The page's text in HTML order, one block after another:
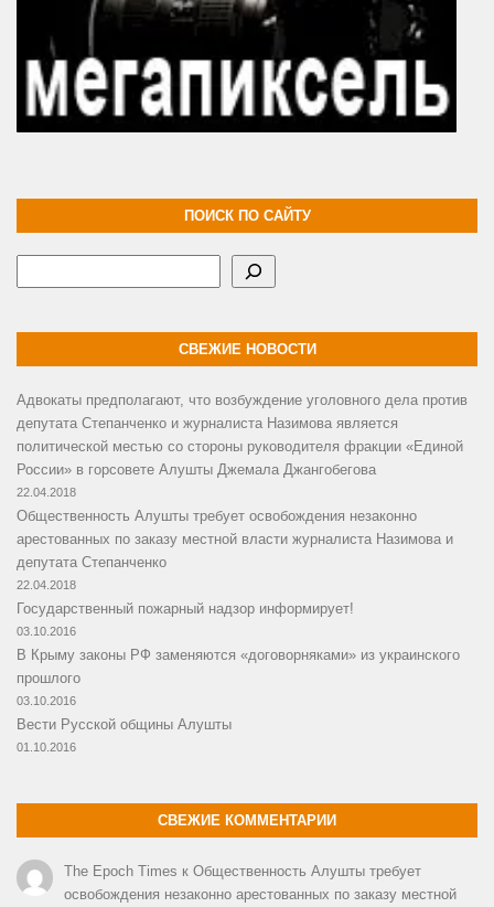
ПОИСК ПО САЙТУ
СВЕЖИЕ НОВОСТИ
Адвокаты предполагают, что возбуждение уголовного дела против
депутата Степанченко и журналиста Назимова является
политической местью со стороны руководителя фракции «Единой
России» в горсовете Алушты Джемала Джангобегова
22.04.2018
Общественность Алушты требует освобождения незаконно
арестованных по заказу местной власти журналиста Назимова и
депутата Степанченко
22.04.2018
Государственный пожарный надзор информирует!
03.10.2016
В Крыму законы РФ заменяются «договорняками» из украинского
прошлого
03.10.2016
Вести Русской общины Алушты
01.10.2016
СВЕЖИЕ КОММЕНТАРИИ
The Epoch Times к Общественность Алушты требует
освобождения незаконно арестованных по заказу местной